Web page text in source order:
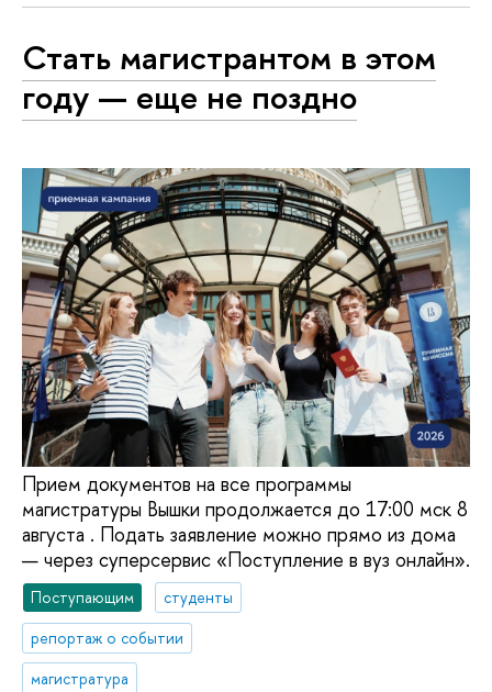
Стать магистрантом в этом
году — еще не поздно
Прием документов на все программы
магистратуры Вышки продолжается до 17:00 мск 8
августа . Подать заявление можно прямо из дома
— через суперсервис «Поступление в вуз онлайн».
Поступающим
студенты
репортаж о событии
магистратура